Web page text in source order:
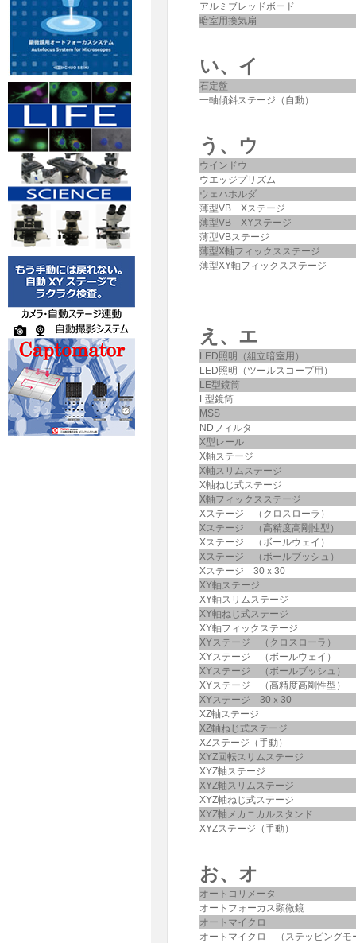
アルミブレッドボード
暗室用換気扇
い、イ
石定盤
一軸傾斜ステージ（自動）
う、ウ
ウインドウ
ウエッジプリズム
ウェハホルダ
薄型VB Xステージ
薄型VB XYステージ
薄型VBステージ
薄型X軸フィックスステージ
薄型XY軸フィックスステージ
え、エ
LED照明（組立暗室用）
LED照明（ツールスコープ用）
LE型鏡筒
L型鏡筒
MSS
NDフィルタ
X型レール
X軸ステージ
X軸スリムステージ
X軸ねじ式ステージ
X軸フィックスステージ
Xステージ （クロスローラ）
Xステージ （高精度高剛性型）
Xステージ （ボールウェイ）
Xステージ （ボールブッシュ）
Xステージ 30ｘ30
XY軸ステージ
XY軸スリムステージ
XY軸ねじ式ステージ
XY軸フィックステージ
XYステージ （クロスローラ）
XYステージ （ボールウェイ）
XYステージ （ボールブッシュ）
XYステージ （高精度高剛性型）
XYステージ 30ｘ30
XZ軸ステージ
XZ軸ねじ式ステージ
XZステージ（手動）
XYZ回転スリムステージ
XYZ軸ステージ
XYZ軸スリムステージ
XYZ軸ねじ式ステージ
XYZ軸メカニカルスタンド
XYZステージ（手動）
お、オ
オートコリメータ
オートフォーカス顕微鏡
オートマイクロ
オートマイクロ （ステッピングモ